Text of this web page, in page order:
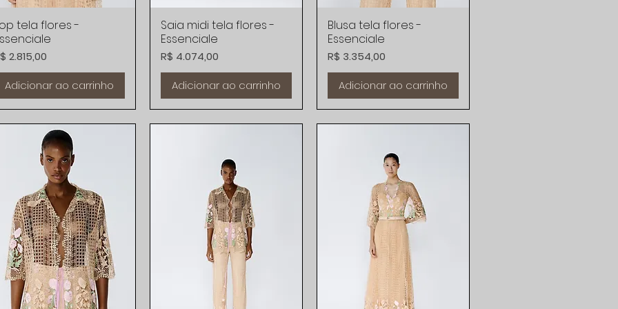
Visualização rápida
tela flores -
2.815,00
Adicionar ao carrinho
Visualização rápida
Saia midi tela flores -
Essenciale
Preço
R$ 4.074,00
Adicionar ao carrinho
Visualização rápida
Blusa tela flores -
Essenciale
Preço
R$ 3.354,00
Adicionar ao carrinho